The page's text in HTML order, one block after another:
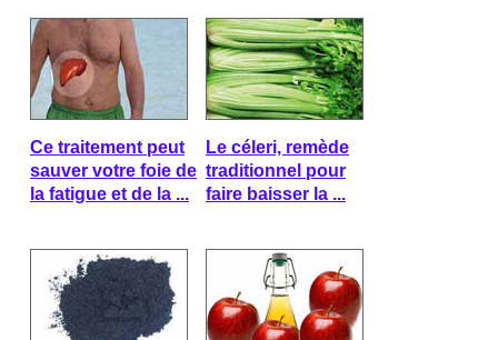
Ce traitement peut
sauver votre foie de
la fatigue et de la ...
Le céleri, remède
traditionnel pour
faire baisser la ...